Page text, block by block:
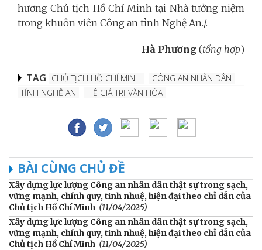
hương Chủ tịch Hồ Chí Minh tại Nhà tưởng niệm
trong khuôn viên Công an tỉnh Nghệ An./.
Hà Phương (tổng hợp)
TAG CHỦ TỊCH HỒ CHÍ MINH
CÔNG AN NHÂN DÂN
TỈNH NGHỆ AN
HỆ GIÁ TRỊ VĂN HÓA
BÀI CÙNG CHỦ ĐỀ
Xây dựng lực lượng Công an nhân dân thật sự trong sạch,
vững mạnh, chính quy, tinh nhuệ, hiện đại theo chỉ dẫn của
Chủ tịch Hồ Chí Minh (11/04/2025)
Xây dựng lực lượng Công an nhân dân thật sự trong sạch,
vững mạnh, chính quy, tinh nhuệ, hiện đại theo chỉ dẫn của
Chủ tịch Hồ Chí Minh (11/04/2025)